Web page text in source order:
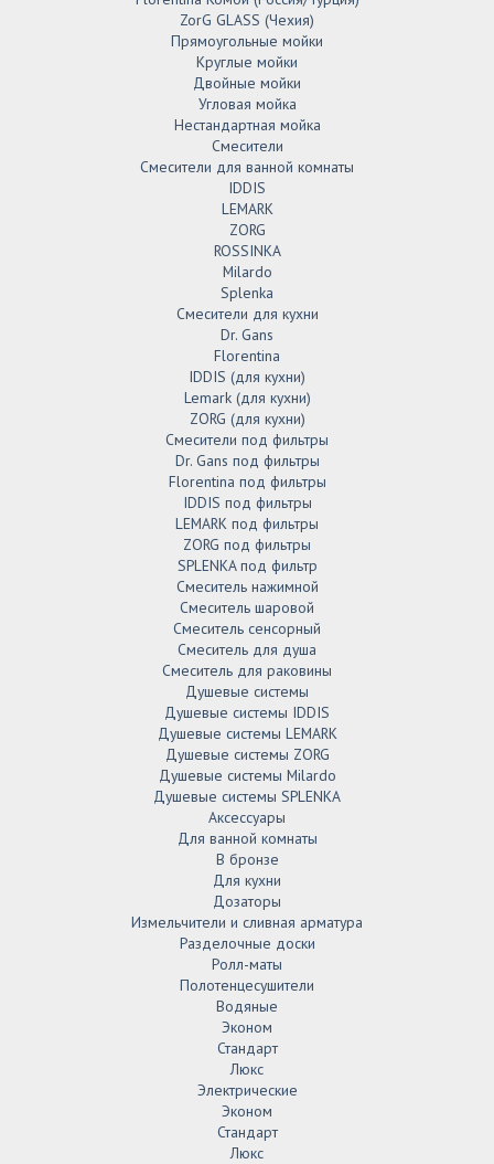
ZorG GLASS (Чехия)
Прямоугольные мойки
Круглые мойки
Двойные мойки
Угловая мойка
Нестандартная мойка
Смесители
Смесители для ванной комнаты
IDDIS
LEMARK
ZORG
ROSSINKA
Milardo
Splenka
Смесители для кухни
Dr. Gans
Florentina
IDDIS (для кухни)
Lemark (для кухни)
ZORG (для кухни)
Смесители под фильтры
Dr. Gans под фильтры
Florentina под фильтры
IDDIS под фильтры
LEMARK под фильтры
ZORG под фильтры
SPLENKA под фильтр
Смеситель нажимной
Смеситель шаровой
Смеситель сенсорный
Смеситель для душа
Смеситель для раковины
Душевые системы
Душевые системы IDDIS
Душевые системы LEMARK
Душевые системы ZORG
Душевые системы Milardo
Душевые системы SPLENKA
Аксессуары
Для ванной комнаты
В бронзе
Для кухни
Дозаторы
Измельчители и сливная арматура
Разделочные доски
Ролл-маты
Полотенцесушители
Водяные
Эконом
Стандарт
Люкс
Электрические
Эконом
Стандарт
Люкс